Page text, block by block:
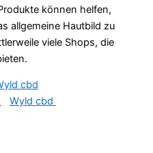
können helfen,
allgemeine Hautbild zu
viele Shops, die
cbd
Wyld cbd